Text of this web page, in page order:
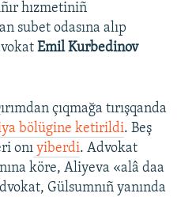
hızmetiniñ
subet odasına alıp
Emil Kurbedinov
çıqmağa tırışqanda
bölügine ketirildi. Beş
onı yiberdi. Advokat
köre, Aliyeva «alâ daa
Gülsumnıñ yanında